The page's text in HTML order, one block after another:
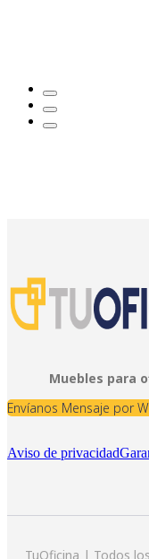
Muebles para
Envíanos Mensaje por
Aviso de privacidad
TuOficina | Todos